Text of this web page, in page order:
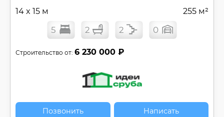
Мансарда
Мастер-спальня
Открытая терраса
Панорамные окна
Солнечная палуба
Цокольный этаж
14 x 15 м 255 м²
5 2 2 0
Строительство от: 6 230 000 ₽
Позвонить Написать